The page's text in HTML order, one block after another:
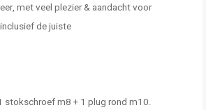
met veel plezier & aandacht voor
de juiste
stokschroef m8 + 1 plug rond m10.